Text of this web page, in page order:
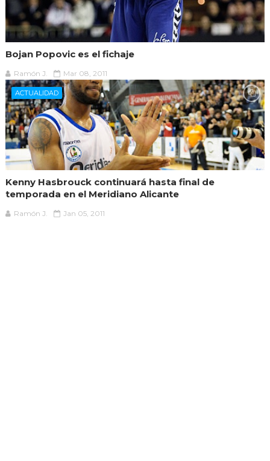
Bojan Popovic es el fichaje
Ramón J. Mar 08, 2011
ACTUALIDAD
Kenny Hasbrouck continuará hasta final de
temporada en el Meridiano Alicante
Ramón J. Jan 05, 2011